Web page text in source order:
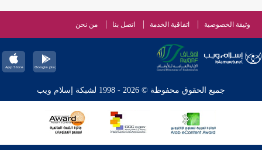
وثيقة الخصوصية اتفاقية الخدمة اتصل بنا من نحن
جميع الحقوق محفوظة © 2026 - 1998 لشبكة إسلام ويب